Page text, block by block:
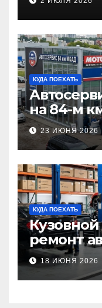
КУДА ПОЕХАТЬ
на 84-м
работы
23 ИЮНЯ 2026
КУДА ПОЕХАТЬ
ремонт
наличие
и сроки
18 ИЮНЯ 2026